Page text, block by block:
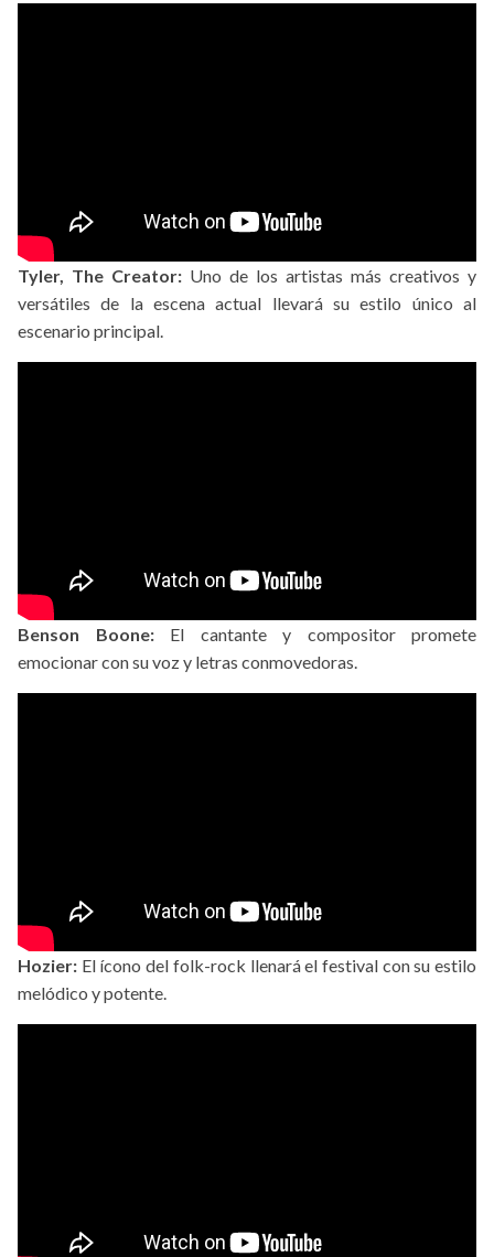
Tyler, The Creator: Uno de los artistas más creativos y
versátiles de la escena actual llevará su estilo único al
escenario principal.
Benson Boone:El cantante y compositor promete
emocionar con su voz y letras conmovedoras.
Hozier: El ícono del folk-rock llenará el festival con su estilo
melódico y potente.